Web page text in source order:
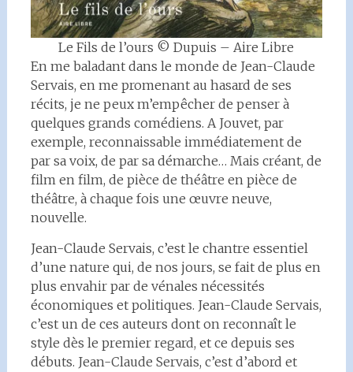
Le Fils de l’ours © Dupuis – Aire Libre
En me baladant dans le monde de Jean-Claude
Servais, en me promenant au hasard de ses
récits, je ne peux m’empêcher de penser à
quelques grands comédiens. A Jouvet, par
exemple, reconnaissable immédiatement de
par sa voix, de par sa démarche… Mais créant, de
film en film, de pièce de théâtre en pièce de
théâtre, à chaque fois une œuvre neuve,
nouvelle.
Jean-Claude Servais, c’est le chantre essentiel
d’une nature qui, de nos jours, se fait de plus en
plus envahir par de vénales nécessités
économiques et politiques. Jean-Claude Servais,
c’est un de ces auteurs dont on reconnaît le
style dès le premier regard, et ce depuis ses
débuts. Jean-Claude Servais, c’est d’abord et